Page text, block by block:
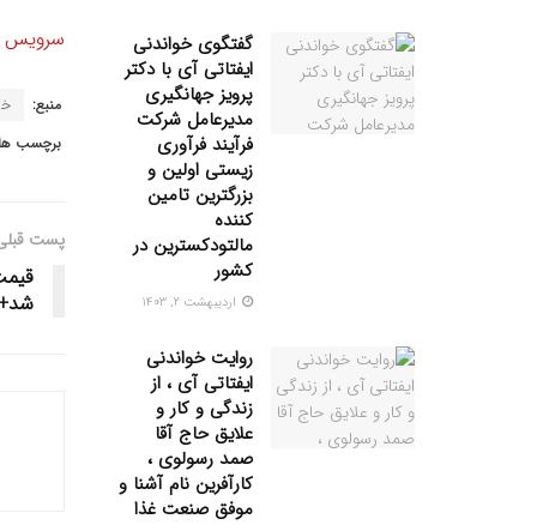
سرویس
منبع:
برچسب
پست
گفتگوی خواندنی
ایفتاتی آی با دکتر
پرویز جهانگیری
مدیرعامل شرکت
فرآیند فرآوری
زیستی اولین و
بزرگترین تامین
کننده
مالتودکسترین در
کشور
اردیبهشت ۲, ۱۴۰۳
روایت خواندنی
ایفتاتی آی ، از
زندگی و کار و
علایق حاج آقا
صمد رسولوی ،
کارآفرین نام آشنا و
موفق صنعت غذا